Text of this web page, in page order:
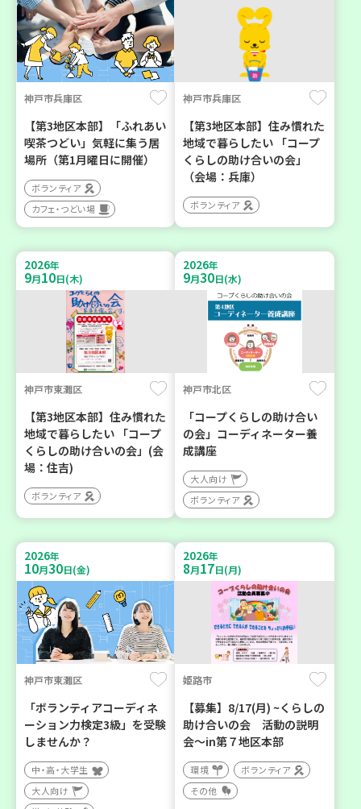
神戸市兵庫区
【第3地区本部】「ふれあい
喫茶つどい」気軽に集う居
場所（第1月曜日に開催）
ボランティア
カフェ・つどい場
神戸市兵庫区
【第3地区本部】住み慣れた
地域で暮らしたい 「コープ
くらしの助け合いの会」
（会場：兵庫）
ボランティア
2026年
9月10日(木)
神戸市東灘区
【第3地区本部】住み慣れた
地域で暮らしたい 「コープ
くらしの助け合いの会」(会
場：住吉)
ボランティア
2026年
9月30日(水)
神戸市北区
「コープくらしの助け合い
の会」コーディネーター養
成講座
大人向け
ボランティア
2026年
10月30日(金)
神戸市東灘区
「ボランティアコーディネ
ーション力検定3級」を受験
しませんか？
中・高・大学生
大人向け
2026年
8月17日(月)
姫路市
【募集】8/17(月) ~くらしの
助け合いの会 活動の説明
会～in第７地区本部
環境
ボランティア
その他